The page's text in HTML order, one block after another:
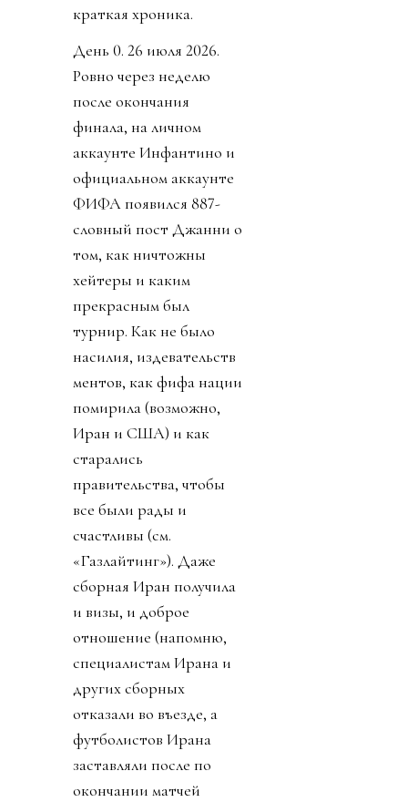
краткая хроника.
День 0. 26 июля 2026.
Ровно через неделю
после окончания
финала, на личном
аккаунте Инфантино и
официальном аккаунте
ФИФА появился 887-
словный пост Джанни о
том, как ничтожны
хейтеры и каким
прекрасным был
турнир. Как не было
насилия, издевательств
ментов, как фифа нации
помирила (возможно,
Иран и США) и как
старались
правительства, чтобы
все были рады и
счастливы (см.
«Газлайтинг»). Даже
сборная Иран получила
и визы, и доброе
отношение (напомню,
специалистам Ирана и
других сборных
отказали во въезде, а
футболистов Ирана
заставляли после по
окончании матчей